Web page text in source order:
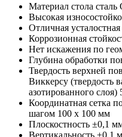
Материал стола сталь
Высокая
Отличная
Коррозионная
Нет искажения по
Глубина обработки
Твердость верхней
Виккерсу (твердость
азотированного
Координатная сетка
шагом 100 х 100 мм
Плоскостность ±0,1
Вертикальность ±0,1